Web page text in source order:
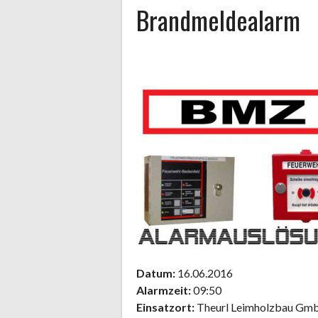
Brandmeldealarm
Datum: 16.06.2016
Alarmzeit:09:50
Einsatzort: Theurl Leimholzbau